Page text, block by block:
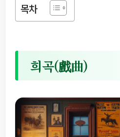
목차
희곡(戲曲)